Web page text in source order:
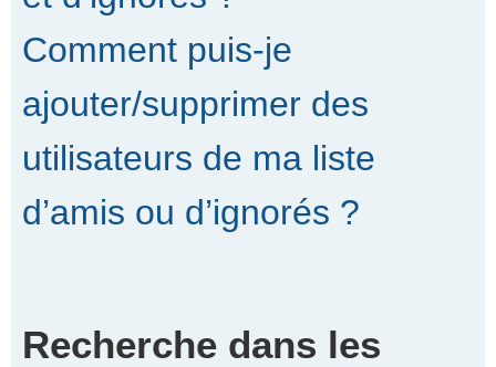
Comment puis-je
ajouter/supprimer des
utilisateurs de ma liste
d’amis ou d’ignorés ?
Recherche dans les